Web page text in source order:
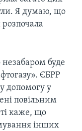
Я думаю, що
буде
ЄБРР
допомогу у
повільним
каже, що
інших